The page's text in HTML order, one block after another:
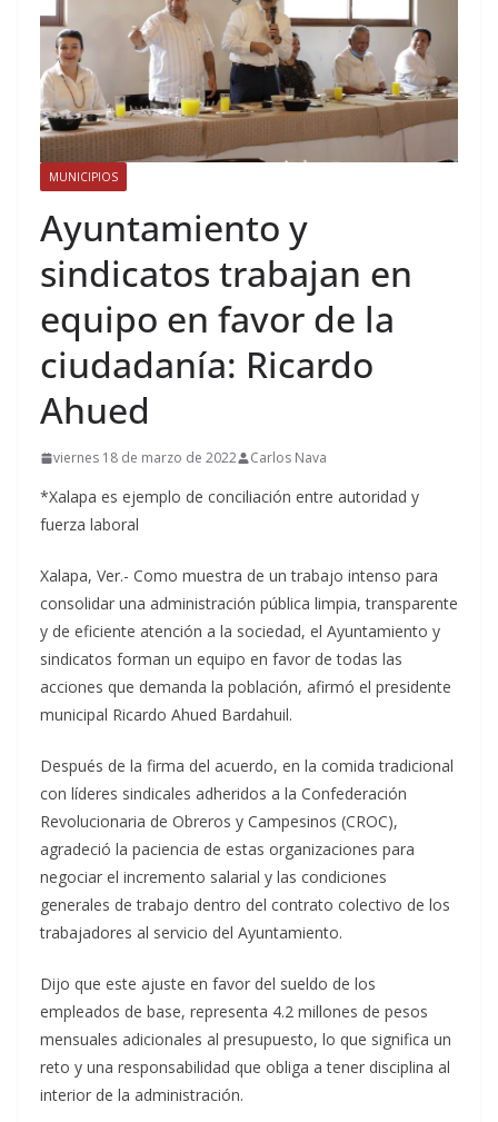
MUNICIPIOS
Ayuntamiento y
sindicatos trabajan en
equipo en favor de la
ciudadanía: Ricardo
Ahued
viernes 18 de marzo de 2022 Carlos Nava
*Xalapa es ejemplo de conciliación entre autoridad y
fuerza laboral
Xalapa, Ver.- Como muestra de un trabajo intenso para
consolidar una administración pública limpia, transparente
y de eficiente atención a la sociedad, el Ayuntamiento y
sindicatos forman un equipo en favor de todas las
acciones que demanda la población, afirmó el presidente
municipal Ricardo Ahued Bardahuil.
Después de la firma del acuerdo, en la comida tradicional
con líderes sindicales adheridos a la Confederación
Revolucionaria de Obreros y Campesinos (CROC),
agradeció la paciencia de estas organizaciones para
negociar el incremento salarial y las condiciones
generales de trabajo dentro del contrato colectivo de los
trabajadores al servicio del Ayuntamiento.
Dijo que este ajuste en favor del sueldo de los
empleados de base, representa 4.2 millones de pesos
mensuales adicionales al presupuesto, lo que significa un
reto y una responsabilidad que obliga a tener disciplina al
interior de la administración.